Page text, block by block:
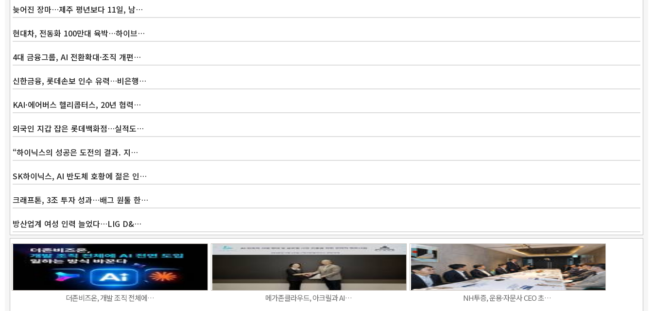
늦어진 장마…제주 평년보다 11일, 남…
현대차, 전동화 100만대 육박…하이브…
4대 금융그룹, AI 전환확대·조직 개편…
신한금융, 롯데손보 인수 유력…비은행…
KAI·에어버스 헬리콥터스, 20년 협력…
외국인 지갑 잡은 롯데백화점…실적도…
“하이닉스의 성공은 도전의 결과. 지…
SK하이닉스, AI 반도체 호황에 젊은 인…
크래프톤, 3조 투자 성과…배그 원툴 한…
방산업계 여성 인력 늘었다…LIG D&…
더존비즈온, 개발 조직 전체에… 메가존클라우드, 아크릴과 AI… NH투증, 운용·자문사 CEO 초…